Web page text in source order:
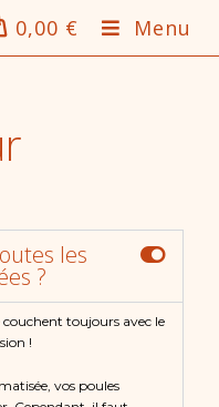
0,00 € Menu
les
?
couchent toujours avec le
!
vos poules